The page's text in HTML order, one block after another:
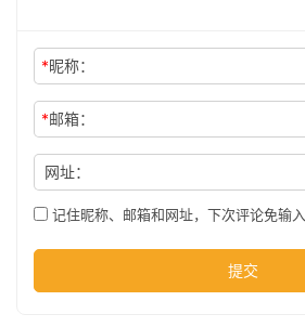
*昵称：
*邮箱：
网址：
记住昵称、邮箱和网址，下次评论免输入
提交